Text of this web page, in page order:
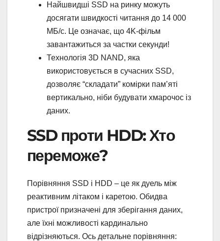
Найшвидші SSD на ринку можуть
досягати швидкості читання до 14 000
МБ/с. Це означає, що 4K-фільм
завантажиться за частки секунди!
Технологія 3D NAND, яка
використовується в сучасних SSD,
дозволяє “складати” комірки пам’яті
вертикально, ніби будувати хмарочос із
даних.
SSD проти HDD: Хто
переможе?
Порівняння SSD і HDD – це як дуель між
реактивним літаком і каретою. Обидва
пристрої призначені для зберігання даних,
але їхні можливості кардинально
відрізняються. Ось детальне порівняння: